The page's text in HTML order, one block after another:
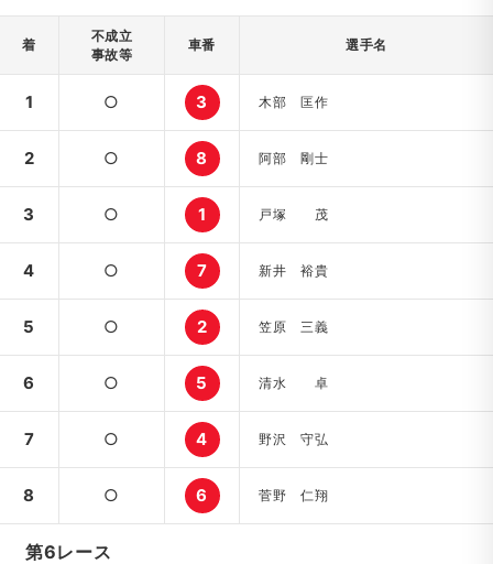
着
不成立
事故等
車番 選手名
1 ○ 3 木部 匡作
2 ○ 8 阿部 剛士
3 ○ 1 戸塚 茂
4 ○ 7 新井 裕貴
5 ○ 2 笠原 三義
6 ○ 5 清水 卓
7 ○ 4 野沢 守弘
8 ○ 6 菅野 仁翔
第6レース